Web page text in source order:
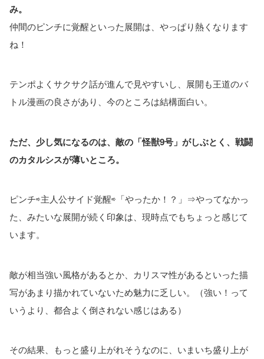
み。
仲間のピンチに覚醒といった展開は、やっぱり熱くなります
ね！
テンポよくサクサク話が進んで見やすいし、展開も王道のバ
トル漫画の良さがあり、今のところは結構面白い。
ただ、少し気になるのは、敵の「怪獣9号」がしぶとく、戦闘
のカタルシスが薄いところ。
ピンチ⇨主人公サイド覚醒⇨「やったか！？」⇒やってなかっ
た、みたいな展開が続く印象は、現時点でもちょっと感じて
います。
敵が相当強い風格があるとか、カリスマ性があるといった描
写があまり描かれていないため魅力に乏しい。（強い！って
いうより、都合よく倒されない感じはある）
その結果、もっと盛り上がれそうなのに、いまいち盛り上が